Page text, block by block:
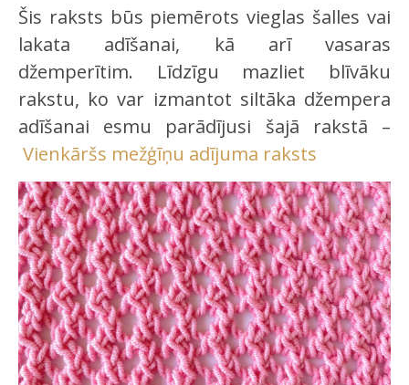
Šis raksts būs piemērots vieglas šalles vai
lakata adīšanai, kā arī vasaras
džemperītim. Līdzīgu mazliet blīvāku
rakstu, ko var izmantot siltāka džempera
adīšanai esmu parādījusi šajā rakstā –
Vienkāršs mežģīņu adījuma raksts